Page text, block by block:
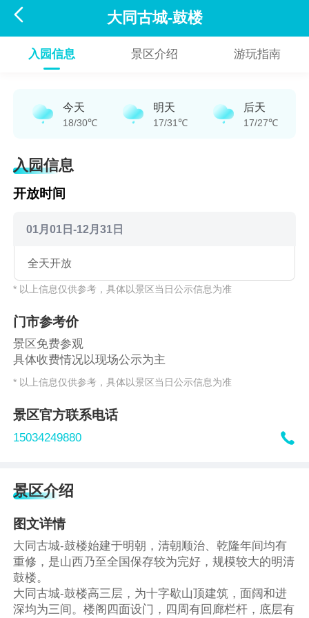
 大同古城-鼓楼
入园信息 景区介绍 游玩指南
今天
18/30℃
明天
17/31℃
后天
17/27℃
入园信息
开放时间
01月01日-12月31日
全天开放
* 以上信息仅供参考，具体以景区当日公示信息为准
门市参考价
景区免费参观
具体收费情况以现场公示为主
* 以上信息仅供参考，具体以景区当日公示信息为准
景区官方联系电话
15034249880 
景区介绍
图文详情
大同古城-鼓楼始建于明朝，清朝顺治、乾隆年间均有
重修，是山西乃至全国保存较为完好，规模较大的明清
鼓楼。
大同古城-鼓楼高三层，为十字歇山顶建筑，面阔和进
深均为三间。楼阁四面设门，四周有回廊栏杆，底层有